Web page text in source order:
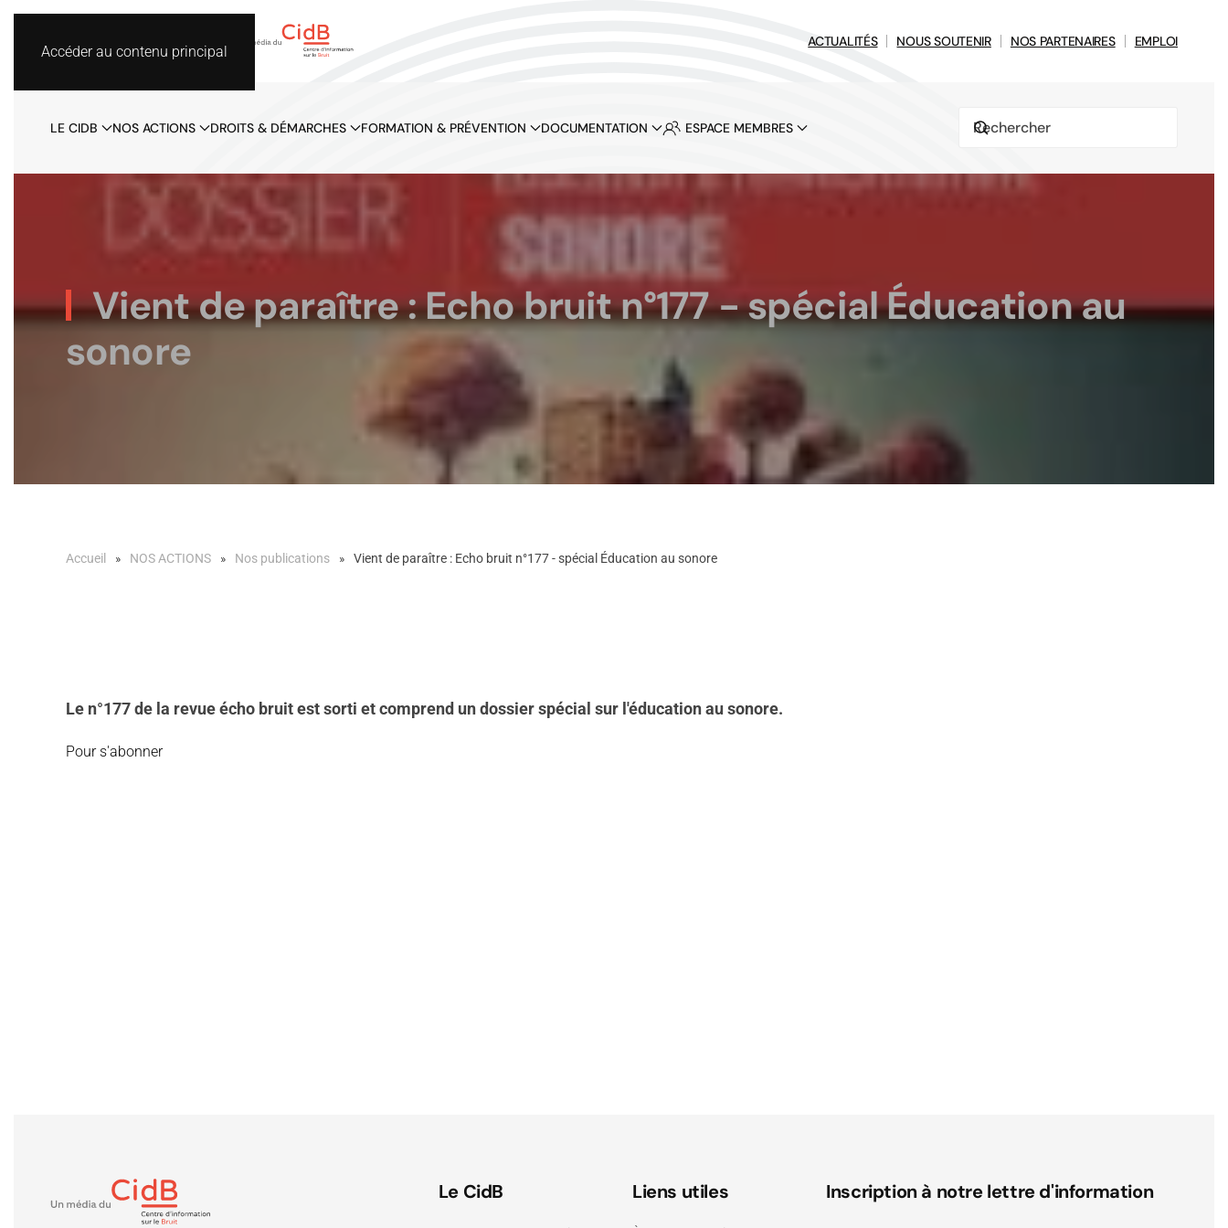
Accéder au contenu principal
ACTUALITÉS NOUS SOUTENIR NOS PARTENAIRES EMPLOI
LE CIDB NOS ACTIONS DROITS & DÉMARCHES FORMATION & PRÉVENTION DOCUMENTATION ESPACE MEMBRES
Vient de paraître : Echo bruit n°177 - spécial Éducation au
sonore
Accueil NOS ACTIONS Nos publications Vient de paraître : Echo bruit n°177 - spécial Éducation au sonore
Le n°177 de la revue écho bruit est sorti et comprend un dossier spécial sur l'éducation au sonore.
Pour s'abonner
Le CidB Liens utiles Inscription à notre lettre d'information